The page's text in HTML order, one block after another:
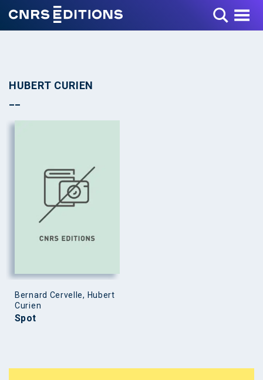
Toggle Menu
HUBERT CURIEN
Bernard Cervelle, Hubert
Curien
Spot